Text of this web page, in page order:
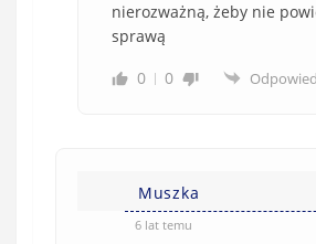
nierozważną, żeby nie
sprawą
0
0
Muszka
6 lat temu